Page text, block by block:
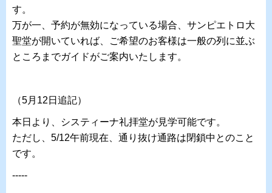
す。
万が一、予約が無効になっている場合、サンピエトロ大
聖堂が開いていれば、ご希望のお客様は一般の列に並ぶ
ところまでガイドがご案内いたします。
（5月12日追記）
本日より、システィーナ礼拝堂が見学可能です。
ただし、5/12午前現在、通り抜け通路は閉鎖中とのこと
です。
-----